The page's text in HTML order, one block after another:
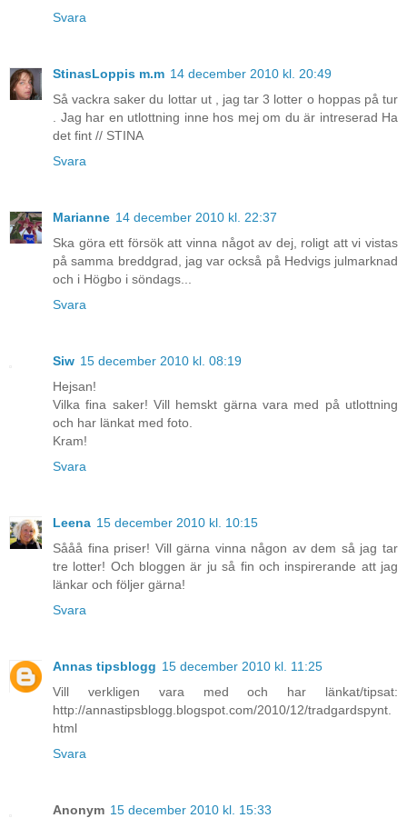
Svara
StinasLoppis m.m 14 december 2010 kl. 20:49
Så vackra saker du lottar ut , jag tar 3 lotter o hoppas på tur
. Jag har en utlottning inne hos mej om du är intreserad Ha
det fint // STINA
Svara
Marianne 14 december 2010 kl. 22:37
Ska göra ett försök att vinna något av dej, roligt att vi vistas
på samma breddgrad, jag var också på Hedvigs julmarknad
och i Högbo i söndags...
Svara
Siw 15 december 2010 kl. 08:19
Hejsan!
Vilka fina saker! Vill hemskt gärna vara med på utlottning
och har länkat med foto.
Kram!
Svara
Leena 15 december 2010 kl. 10:15
Sååå fina priser! Vill gärna vinna någon av dem så jag tar
tre lotter! Och bloggen är ju så fin och inspirerande att jag
länkar och följer gärna!
Svara
Annas tipsblogg 15 december 2010 kl. 11:25
Vill verkligen vara med och har länkat/tipsat:
http://annastipsblogg.blogspot.com/2010/12/tradgardspynt.
html
Svara
Anonym 15 december 2010 kl. 15:33